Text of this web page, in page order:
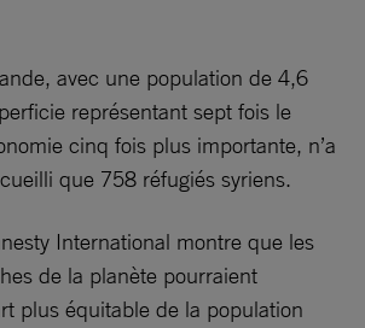
avec une population de 4,6
représentant sept fois le
cinq fois plus importante, n’a
que 758 réfugiés syriens.
International montre que les
de la planète pourraient
plus équitable de la population